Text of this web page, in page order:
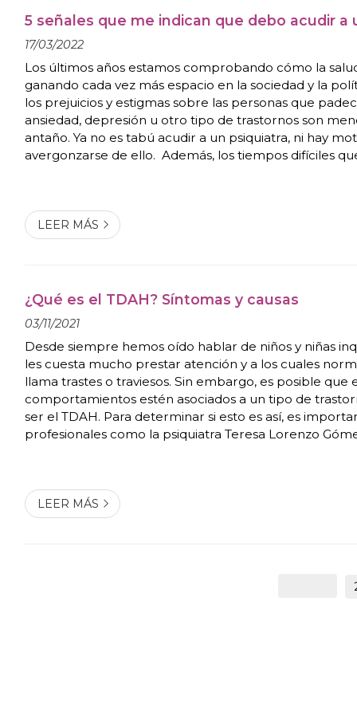
5 señales que me indican que debo acudir a
17/03/2022
Los últimos años estamos comprobando cómo la
ganando cada vez más espacio en la sociedad y la
los prejuicios y estigmas sobre las personas que
ansiedad, depresión u otro tipo de trastornos son
antaño. Ya no es tabú acudir a un psiquiatra, ni hay
avergonzarse de ello. Además, los tiempos difíciles
LEER MÁS
¿Qué es el TDAH? Síntomas y causas
03/11/2021
Desde siempre hemos oído hablar de niños y niñas
les cuesta mucho prestar atención y a los cuales
llama trastes o traviesos. Sin embargo, es posible que
comportamientos estén asociados a un tipo de
ser el TDAH. Para determinar si esto es así, es
profesionales como la psiquiatra Teresa Lorenzo
LEER MÁS